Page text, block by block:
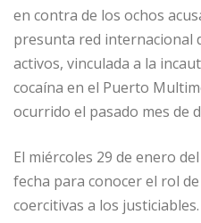
b
o
o
k
dI
n
A
p
p
r
en contra de los ochos
presunta red internacional
activos, vinculada a la
cocaína en el Puerto
ocurrido el pasado mes de
El miércoles 29 de enero
fecha para conocer el rol
coercitivas a los justiciables.